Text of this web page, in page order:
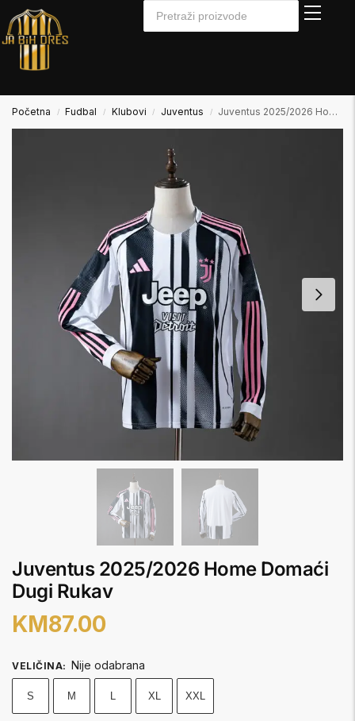
Početna / Fudbal / Klubovi / Juventus / Juventus 2025/2026 Home Domaći Dugi Rukav
Juventus 2025/2026 Home Domaći
Dugi Rukav
KM87.00
VELIČINA: Nije odabrana
S M L XL XXL